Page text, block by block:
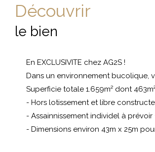
découvrir
le bien
En EXCLUSIVITE chez AG2S !
Dans un environnement bucolique,
Superficie totale 1.659m² dont
- Hors lotissement et libre
- Assainnissement individel à
- Dimensions environ 43m x 25m